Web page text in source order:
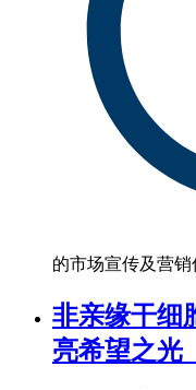
的市场宣传及营销
非亲缘干细
亮希望之光